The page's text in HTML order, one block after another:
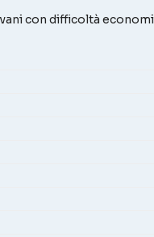
con difficoltà